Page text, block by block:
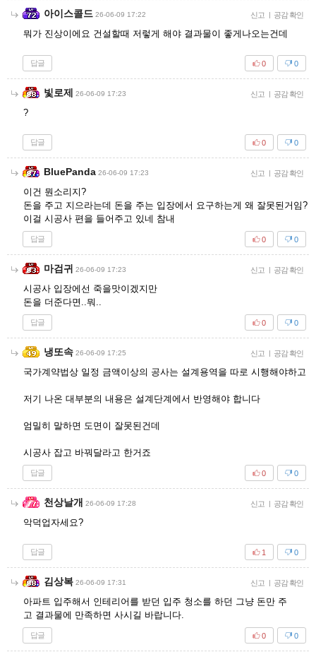
아이스콜드 26-06-09 17:22 신고 | 공감 확인
뭐가 진상이에요 건설할때 저렇게 해야 결과물이 좋게나오는건데
답글 0
0
빛로제 26-06-09 17:23 신고 | 공감 확인
?
답글 0
0
BluePanda 26-06-09 17:23 신고 | 공감 확인
이건 뭔소리지?
돈을 주고 지으라는데 돈을 주는 입장에서 요구하는게 왜 잘못된거임?
이걸 시공사 편을 들어주고 있네 참내
답글 0
0
마검귀 26-06-09 17:23 신고 | 공감 확인
시공사 입장에선 죽을맛이겠지만
돈을 더준다면..뭐..
답글 0
0
냉또속 26-06-09 17:25 신고 | 공감 확인
국가계약법상 일정 금액이상의 공사는 설계용역을 따로 시행해야하고
저기 나온 대부분의 내용은 설계단계에서 반영해야 합니다
엄밀히 말하면 도면이 잘못된건데
시공사 잡고 바꿔달라고 한거죠
답글 0
0
천상날개 26-06-09 17:28 신고 | 공감 확인
악덕업자세요?
답글 0
1
김상복 26-06-09 17:31 신고 | 공감 확인
아파트 입주해서 인테리어를 받던 입주 청소를 하던 그냥 돈만 주
고 결과물에 만족하면 사시길 바랍니다.
답글 0
0